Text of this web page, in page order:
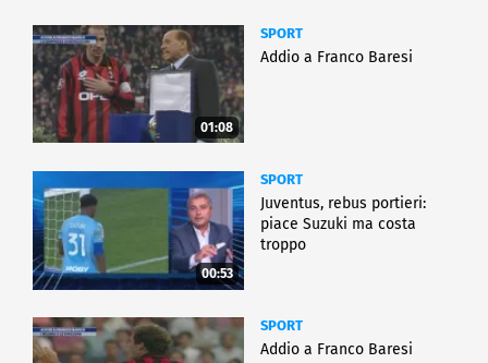
01:08
SPORT
Addio a Franco Baresi
00:53
SPORT
Juventus, rebus portieri:
piace Suzuki ma costa
troppo
SPORT
Addio a Franco Baresi